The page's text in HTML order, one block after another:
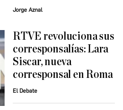
Jorge Aznal
RTVE revoluciona sus
corresponsalías: Lara
Siscar, nueva
corresponsal en Roma
El Debate